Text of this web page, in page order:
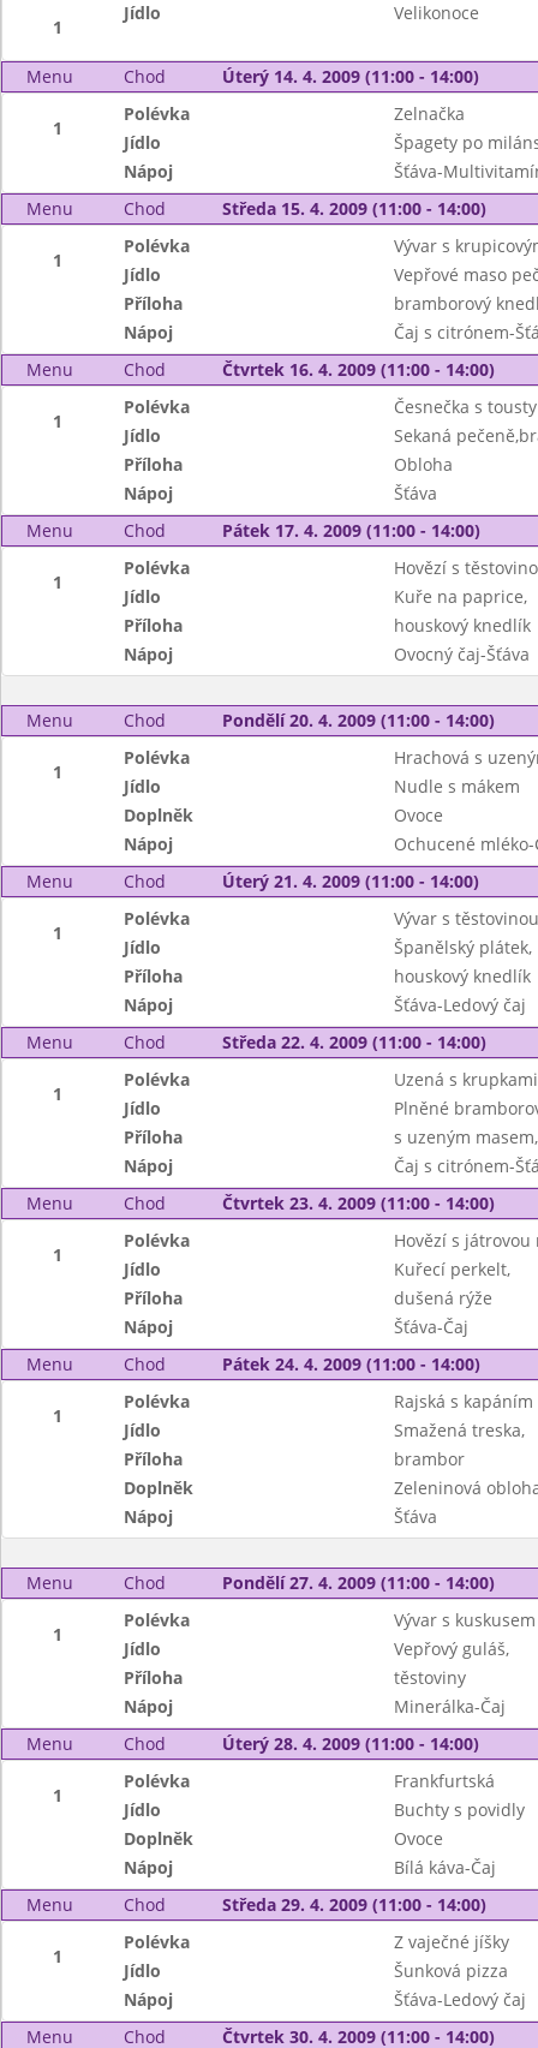
1
Jídlo Velikonoce
Menu Chod Úterý 14. 4. 2009 (11:00 - 14:00)
1
Polévka
Zelnačka
Jídlo
Špagety po
Nápoj
Šťáva-
Menu
Chod Středa 15. 4. 2009 (11:00 - 14:00)
1
Polévka
Vývar s
Jídlo
Vepřové maso
Příloha
bramborový
Nápoj
Čaj s citrónem-
Menu
Chod Čtvrtek 16. 4. 2009 (11:00 - 14:00)
1
Polévka
Česnečka s tousty
Jídlo
Sekaná
Příloha
Obloha
Nápoj
Šťáva
Menu
Chod Pátek 17. 4. 2009 (11:00 - 14:00)
1
Polévka
Hovězí s
Jídlo
Kuře na paprice,
Příloha
houskový knedlík
Nápoj
Ovocný čaj-Šťáva
Menu Chod Pondělí 20. 4. 2009 (11:00 - 14:00)
1
Polévka
Hrachová s
Jídlo
Nudle s mákem
Doplněk
Ovoce
Nápoj
Ochucené mléko-
Menu
Chod Úterý 21. 4. 2009 (11:00 - 14:00)
1
Polévka
Vývar s těstovinou
Jídlo
Španělský plátek,
Příloha
houskový knedlík
Nápoj
Šťáva-Ledový čaj
Menu
Chod Středa 22. 4. 2009 (11:00 - 14:00)
1
Polévka
Uzená s krupkami
Jídlo
Plněné
Příloha
s uzeným
Nápoj
Čaj s citrónem-
Menu
Chod Čtvrtek 23. 4. 2009 (11:00 - 14:00)
1
Polévka
Hovězí s játrovou
Jídlo
Kuřecí perkelt,
Příloha
dušená rýže
Nápoj
Šťáva-Čaj
Menu
Chod Pátek 24. 4. 2009 (11:00 - 14:00)
1
Polévka
Rajská s kapáním
Jídlo
Smažená treska,
Příloha
brambor
Doplněk
Zeleninová
Nápoj
Šťáva
Menu Chod Pondělí 27. 4. 2009 (11:00 - 14:00)
1
Polévka
Vývar s kuskusem
Jídlo
Vepřový guláš,
Příloha
těstoviny
Nápoj
Minerálka-Čaj
Menu
Chod Úterý 28. 4. 2009 (11:00 - 14:00)
1
Polévka
Frankfurtská
Jídlo
Buchty s povidly
Doplněk
Ovoce
Nápoj
Bílá káva-Čaj
Menu
Chod Středa 29. 4. 2009 (11:00 - 14:00)
1
Polévka
Z vaječné jíšky
Jídlo
Šunková pizza
Nápoj
Šťáva-Ledový čaj
Menu
Chod Čtvrtek 30. 4. 2009 (11:00 - 14:00)